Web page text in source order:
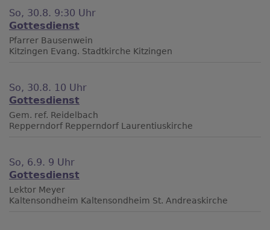
So, 30.8. 9:30 Uhr
Gottesdienst
Pfarrer Bausenwein
Kitzingen Evang. Stadtkirche Kitzingen
So, 30.8. 10 Uhr
Gottesdienst
Gem. ref. Reidelbach
Repperndorf Repperndorf Laurentiuskirche
So, 6.9. 9 Uhr
Gottesdienst
Lektor Meyer
Kaltensondheim Kaltensondheim St. Andreaskirche